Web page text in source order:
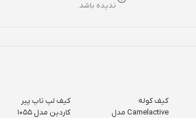
ندیده باشد.
کیف کوله
Camelactive مدل
کیف لپ تاپ پیر
کاردین مدل 1055